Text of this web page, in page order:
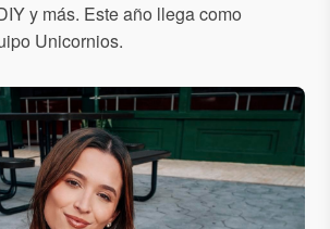
y más. Este año llega como
Unicornios.